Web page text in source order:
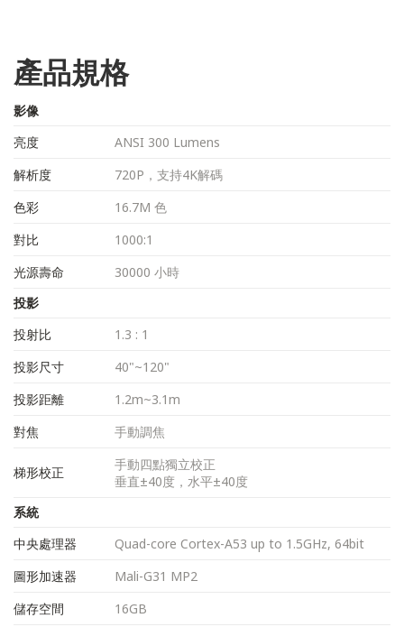
產品規格
影像
亮度
ANSI 300 Lumens
解析度
720P，支持4K解碼
色彩
16.7M 色
對比
1000:1
光源壽命
30000 小時
投影
投射比
1.3 : 1
投影尺寸
40"~120"
投影距離
1.2m~3.1m
對焦
手動調焦
梯形校正
手動四點獨立校正
垂直±40度，水平±40度
系統
中央處理器
Quad-core Cortex-A53 up to 1.5GHz, 64bit
圖形加速器
Mali-G31 MP2
儲存空間
16GB